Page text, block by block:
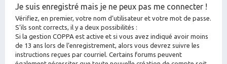
Je suis enregistré mais je ne peux pas me connecter !
Vérifiez, en premier, votre nom d’utilisateur et votre mot de passe.
S’ils sont corrects, il y a deux possibilités :
Si la gestion COPPA est active et si vous avez indiqué avoir moins
de 13 ans lors de l’enregistrement, alors vous devrez suivre les
instructions reçues par courriel. Certains forums peuvent